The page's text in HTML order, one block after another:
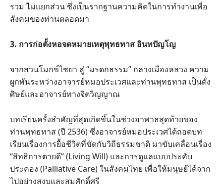
รวม ไม่แยกส่วน ซึ่งเป็นรากฐานความคิดในการทำงานเพื่อ
สังคมของท่านตลอดมา
3. การก่อตั้งหอจดหมายเหตุพุทธทาส อินทปัญโญ
จากสวนโมกข์ไชยา สู่ “มรดกธรรม” กลางเมืองหลวง ความ
ผูกพันระหว่างอาจารย์หมอประเวศและท่านพุทธทาส เป็นดั่ง
ศิษย์และอาจารย์ทางจิตวิญญาณ
บทเรียนครั้งสำคัญที่สุดเกิดขึ้นในช่วงอาพาธสุดท้ายของ
ท่านพุทธทาส (ปี 2536) ซึ่งอาจารย์หมอประเวศได้ถอดบท
เรียนเรื่องการยื้อชีวิตที่ขัดกับวิถีธรรมชาติ มาขับเคลื่อนเรื่อง
“สิทธิการตายดี” (Living Will) และการดูแลแบบประคับ
ประคอง (Palliative Care) ในสังคมไทย เพื่อให้มนุษย์ได้จาก
ไปอย่างสงบและสมศักดิ์ศรี